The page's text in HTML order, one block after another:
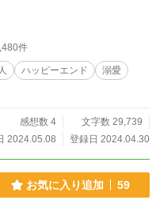
件
ハッピーエンド
溺愛
感想数 4
文字数 29,739
2024.05.08
登録日 2024.04.30
お気に入り追加 59